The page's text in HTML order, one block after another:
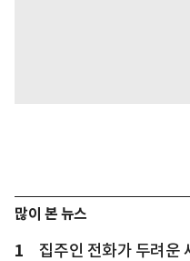
많이 본 뉴스
1 집주인 전화가 두려운